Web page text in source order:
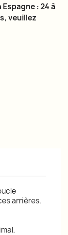
: 24 à
veuillez
arrières.